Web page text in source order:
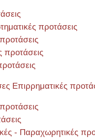
προτάσεις
προτάσεις
Επιρρηματικές
- Παραχωρητικές